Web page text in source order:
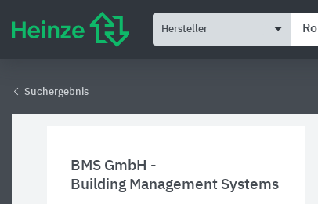
Hersteller
Suchergebnis
BMS GmbH -
Building Management Systems